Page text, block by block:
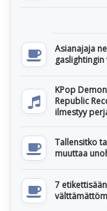
Asianajaja
KPop
Republic
ilmestyy
Tallensitko
muuttaa
7